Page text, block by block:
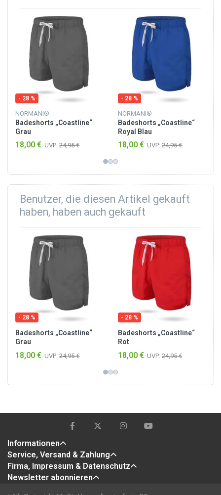
- 28 %
NORMANI®
Badeshorts „Coastline“
Grau
18,00 € UVP: 24,95 €
- 28 %
NORMANI®
Badeshorts „Coastline“
Royal Blau
18,00 € UVP: 24,95 €
Benutzer, die diesen Artikel gekauft
haben, haben auch gekauft
- 28 %
Badeshorts „Coastline“
Grau
18,00 € UVP: 24,95 €
- 28 %
Badeshorts „Coastline“
Rot
18,00 € UVP: 24,95 €
Informationen
Service, Versand & Zahlung
Firma, Impressum & Datenschutz
Newsletter abonnieren